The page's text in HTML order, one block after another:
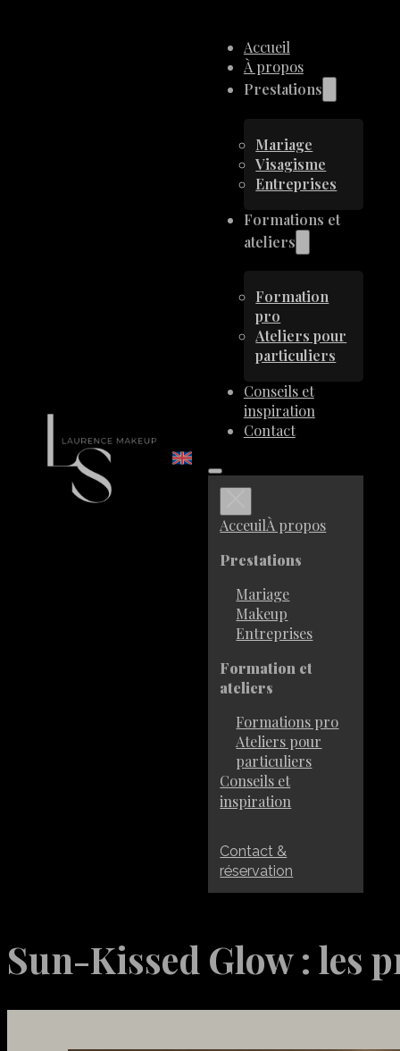
Accueil
À propos
Prestations
Mariage
Visagisme
Entreprises
Formations et
ateliers
Formation
pro
Ateliers pour
particuliers
Conseils et
inspiration
Contact
AcceuilÀ propos
Prestations
Mariage
Makeup
Entreprises
Formation et
ateliers
Formations pro
Ateliers pour
particuliers
Conseils et
inspiration
Contact &
réservation
Sun-Kissed Glow : les